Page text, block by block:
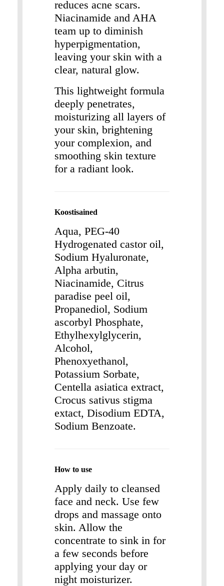
reduces acne scars.
Niacinamide and AHA
team up to diminish
hyperpigmentation,
leaving your skin with a
clear, natural glow.
This lightweight formula
deeply penetrates,
moisturizing all layers of
your skin, brightening
your complexion, and
smoothing skin texture
for a radiant look.
Koostisained
Aqua, PEG-40
Hydrogenated castor oil,
Sodium Hyaluronate,
Alpha arbutin,
Niacinamide, Citrus
paradise peel oil,
Propanediol, Sodium
ascorbyl Phosphate,
Ethylhexylglycerin,
Alcohol,
Phenoxyethanol,
Potassium Sorbate,
Centella asiatica extract,
Crocus sativus stigma
extact, Disodium EDTA,
Sodium Benzoate.
How to use
Apply daily to cleansed
face and neck. Use few
drops and massage onto
skin. Allow the
concentrate to sink in for
a few seconds before
applying your day or
night moisturizer.